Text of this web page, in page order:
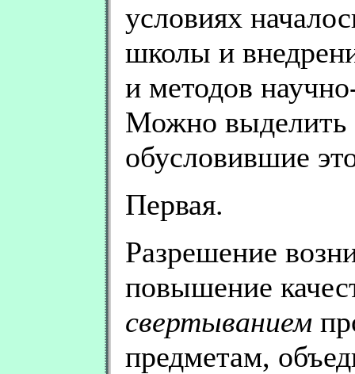
условиях
школы и
и методов
Можно выделить
обусловившие
Первая.
Разрешение
повышение
свертыванием
предметам,